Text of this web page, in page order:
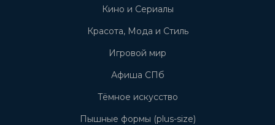
Кино и Сериалы
Красота, Мода и Стиль
Игровой мир
Афиша СПб
Тёмное искусство
Пышные формы (plus-size)